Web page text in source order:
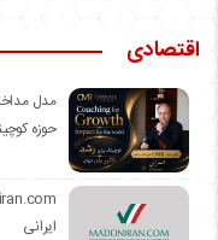
اقتصادی
حوزه
ایرانی